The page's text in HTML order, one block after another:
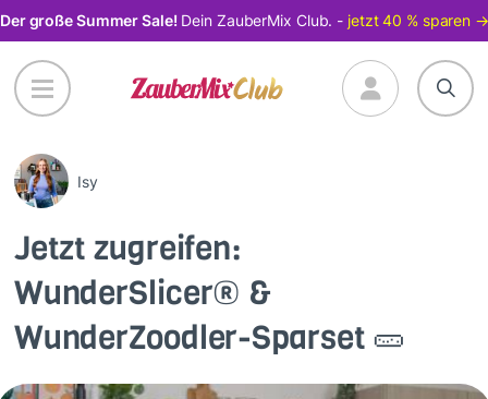
Direkt
zum
Inhalt
Der große Summer Sale! Dein ZauberMix Club. - jetzt 40 % sparen →
Isy
Jetzt zugreifen:
WunderSlicer® &
WunderZoodler-Sparset 🥒